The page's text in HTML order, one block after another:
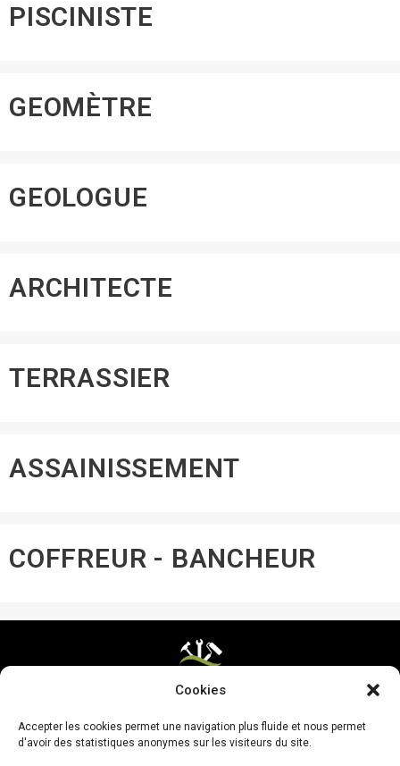
Cookies
Accepter les cookies permet une navigation plus fluide et nous permet
d'avoir des statistiques anonymes sur les visiteurs du site.
PISCINISTE
GEOMÈTRE
GEOLOGUE
ARCHITECTE
TERRASSIER
ASSAINISSEMENT
COFFREUR - BANCHEUR
Mettre ma page à jour